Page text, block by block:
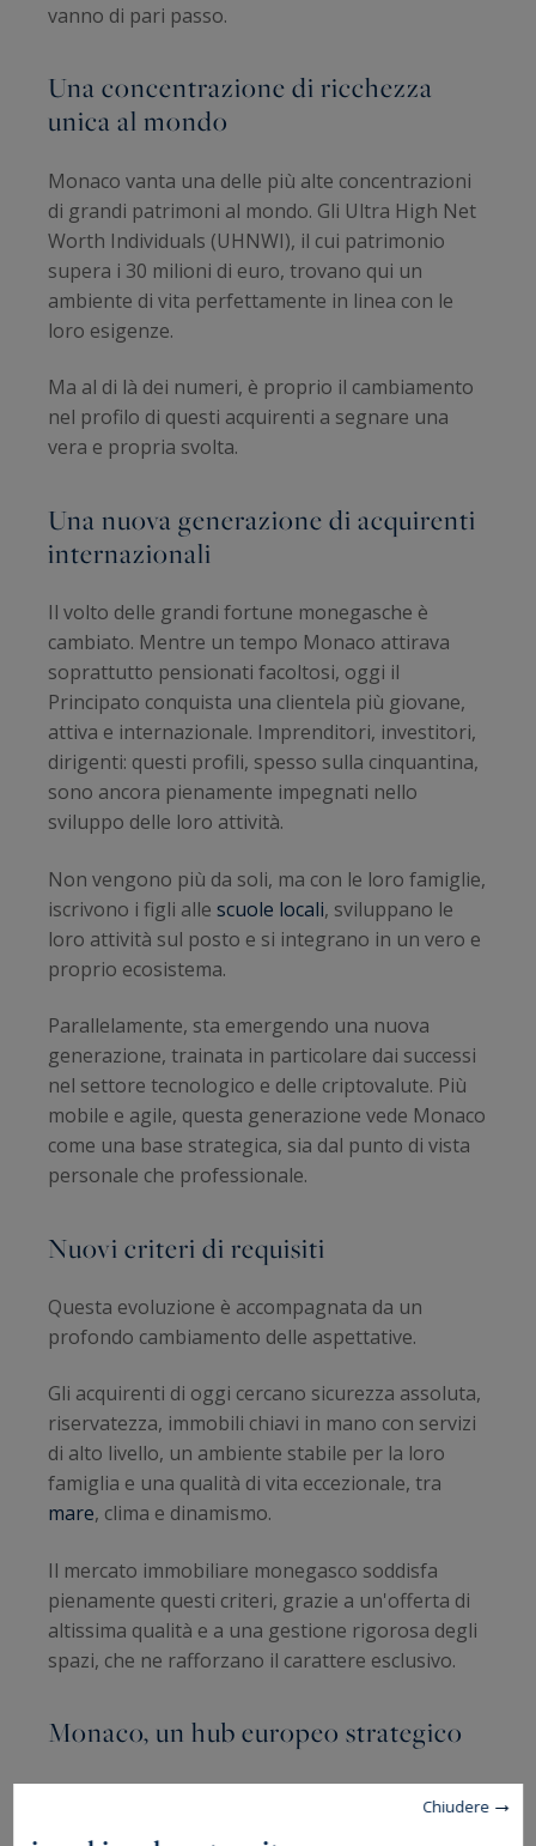
vanno di pari passo.
Una concentrazione di ricchezza
unica al mondo
Monaco vanta una delle più alte concentrazioni
di grandi patrimoni al mondo. Gli Ultra High Net
Worth Individuals (UHNWI), il cui patrimonio
supera i 30 milioni di euro, trovano qui un
ambiente di vita perfettamente in linea con le
loro esigenze.
Ma al di là dei numeri, è proprio il cambiamento
nel profilo di questi acquirenti a segnare una
vera e propria svolta.
Una nuova generazione di acquirenti
internazionali
Il volto delle grandi fortune monegasche è
cambiato. Mentre un tempo Monaco attirava
soprattutto pensionati facoltosi, oggi il
Principato conquista una clientela più giovane,
attiva e internazionale. Imprenditori, investitori,
dirigenti: questi profili, spesso sulla cinquantina,
sono ancora pienamente impegnati nello
sviluppo delle loro attività.
Non vengono più da soli, ma con le loro famiglie,
iscrivono i figli alle scuole locali, sviluppano le
loro attività sul posto e si integrano in un vero e
proprio ecosistema.
Parallelamente, sta emergendo una nuova
generazione, trainata in particolare dai successi
nel settore tecnologico e delle criptovalute. Più
mobile e agile, questa generazione vede Monaco
come una base strategica, sia dal punto di vista
personale che professionale.
Nuovi criteri di requisiti
Questa evoluzione è accompagnata da un
profondo cambiamento delle aspettative.
Gli acquirenti di oggi cercano sicurezza assoluta,
riservatezza, immobili chiavi in mano con servizi
di alto livello, un ambiente stabile per la loro
famiglia e una qualità di vita eccezionale, tra
mare, clima e dinamismo.
Il mercato immobiliare monegasco soddisfa
pienamente questi criteri, grazie a un'offerta di
altissima qualità e a una gestione rigorosa degli
spazi, che ne rafforzano il carattere esclusivo.
Monaco, un hub europeo strategico
Gli acquirenti provengono prevalentemente
dall'Occidente, con una forte presenza europea.
Chiudere